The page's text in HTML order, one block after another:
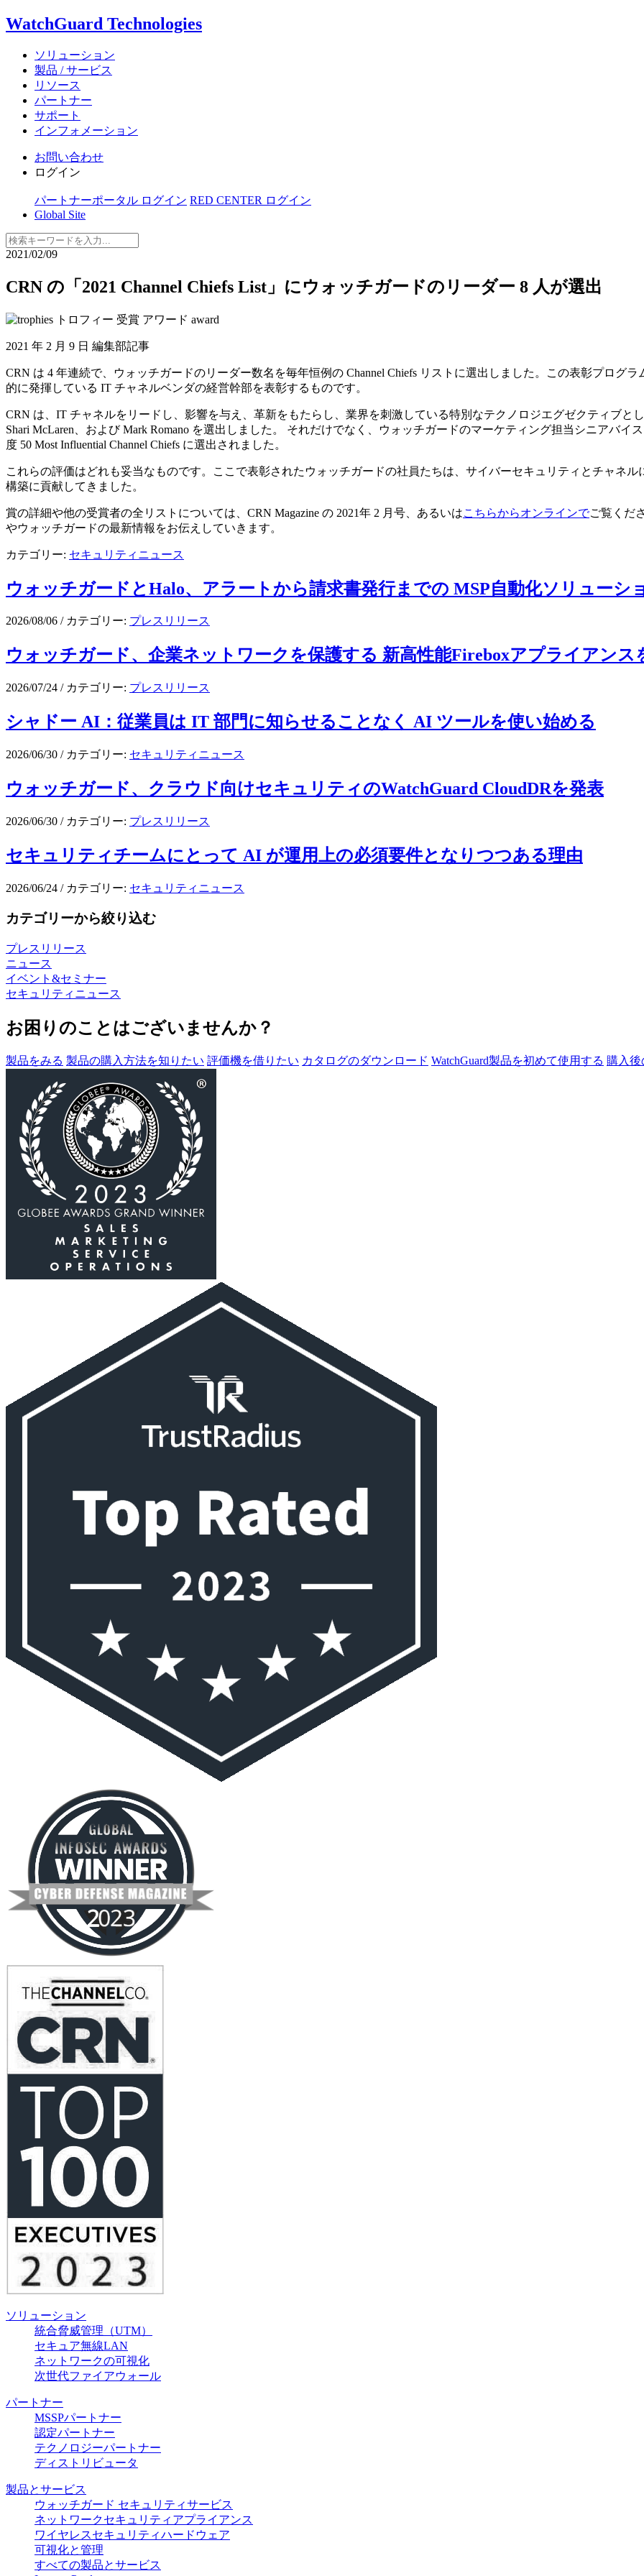
WatchGuard Technologies
ソリューション
製品 / サービス
リソース
パートナー
サポート
インフォメーション
お問い合わせ
ログイン
パートナーポータル ログイン RED CENTER ログイン
Global Site
2021/02/09
CRN の「2021 Channel Chiefs List」にウォッチガードのリーダー 8 人が選出
2021 年 2 月 9 日 編集部記事
CRN は 4 年連続で、ウォッチガードのリーダー数名を毎年恒例の Channel Chiefs リストに選出しました。この表彰プログ
的に発揮している IT チャネルベンダの経営幹部を表彰するものです。
CRN は、IT チャネルをリードし、影響を与え、革新をもたらし、業界を刺激している特別なテクノロジエグゼクティブとし
Shari McLaren、および Mark Romano を選出しました。 それだけでなく、ウォッチガードのマーケティング担当シニアバイ
度 50 Most Influential Channel Chiefs に選出されました。
これらの評価はどれも妥当なものです。ここで表彰されたウォッチガードの社員たちは、サイバーセキュリティとチャネ
構築に貢献してきました。
賞の詳細や他の受賞者の全リストについては、CRN Magazine の 2021年 2 月号、あるいはこちらからオンラインでご覧くだ
やウォッチガードの最新情報をお伝えしていきます。
カテゴリー: セキュリティニュース
ウォッチガードとHalo、アラートから請求書発行までの MSP自動化ソリューシ
2026/08/06 / カテゴリー: プレスリリース
ウォッチガード、企業ネットワークを保護する 新高性能Fireboxアプライアンス
2026/07/24 / カテゴリー: プレスリリース
シャドー AI：従業員は IT 部門に知らせることなく AI ツールを使い始める
2026/06/30 / カテゴリー: セキュリティニュース
ウォッチガード、クラウド向けセキュリティのWatchGuard CloudDRを発表
2026/06/30 / カテゴリー: プレスリリース
セキュリティチームにとって AI が運用上の必須要件となりつつある理由
2026/06/24 / カテゴリー: セキュリティニュース
カテゴリーから絞り込む
プレスリリース
ニュース
イベント&セミナー
セキュリティニュース
お困りのことはございませんか？
製品をみる 製品の購入方法を知りたい 評価機を借りたい カタログのダウンロード WatchGuard製品を初めて使用する 購入
ソリューション
統合脅威管理（UTM）
セキュア無線LAN
ネットワークの可視化
次世代ファイアウォール
パートナー
MSSPパートナー
認定パートナー
テクノロジーパートナー
ディストリビュータ
製品とサービス
ウォッチガード セキュリティサービス
ネットワークセキュリティアプライアンス
ワイヤレスセキュリティハードウェア
可視化と管理
すべての製品とサービス